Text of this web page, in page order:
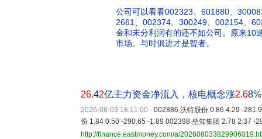
公司可以看看002323、601880、
2661、002374、300249、002154、
金和未分利润有的还不如公司。原来10
市场。与时俱进才是智者。
26.42亿主力资金净流入，核电概念涨2.68%
2026-08-03 18:11:00 - 002886 沃特股份 0.86 4.29 -
份 1.84 0.50 -290.65 -1.89 002398 垒知集团 2.78 2.37 -
http://finance.eastmoney.com/a/